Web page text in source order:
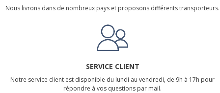
Nous livrons dans de nombreux pays et proposons différents transporteurs.
SERVICE CLIENT
Notre service client est disponible du lundi au vendredi, de 9h à 17h pour
répondre à vos questions par mail.